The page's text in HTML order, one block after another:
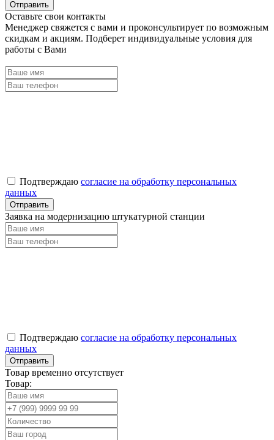
Оставьте свои контакты
Менеджер свяжется с вами и проконсультирует по возможным
скидкам и акциям. Подберет индивидуальные условия для
работы с Вами
Подтверждаю согласие на обработку персональных
данных
Заявка на модернизацию штукатурной станции
Подтверждаю согласие на обработку персональных
данных
Товар временно отсутствует
Товар: